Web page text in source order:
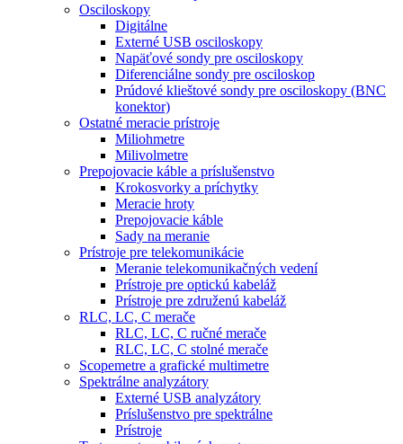
Osciloskopy
Digitálne
Externé USB osciloskopy
Napäťové sondy pre osciloskopy
Diferenciálne sondy pre osciloskop
Prúdové klieštové sondy pre osciloskopy (BNC
konektor)
Ostatné meracie prístroje
Miliohmetre
Milivolmetre
Prepojovacie káble a príslušenstvo
Krokosvorky a príchytky
Meracie hroty
Prepojovacie káble
Sady na meranie
Prístroje pre telekomunikácie
Meranie telekomunikačných vedení
Prístroje pre optickú kabeláž
Prístroje pre združenú kabeláž
RLC, LC, C merače
RLC, LC, C ručné merače
RLC, LC, C stolné merače
Scopemetre a grafické multimetre
Spektrálne analyzátory
Externé USB analyzátory
Príslušenstvo pre spektrálne
Prístroje